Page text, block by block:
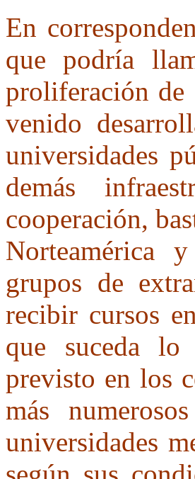
En
que podría
proliferación de
venido
universidades
demás
cooperación,
Norteamérica
grupos de
recibir cursos
que suceda lo
previsto en los
más
universidades